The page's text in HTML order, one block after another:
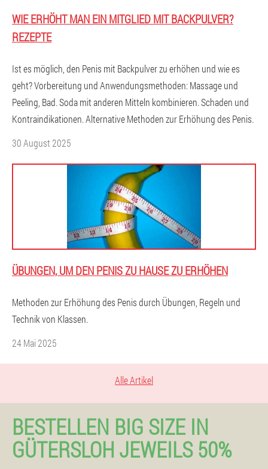
WIE ERHÖHT MAN EIN MITGLIED MIT BACKPULVER?
REZEPTE
Ist es möglich, den Penis mit Backpulver zu erhöhen und wie es
geht? Vorbereitung und Anwendungsmethoden: Massage und
Peeling, Bad. Soda mit anderen Mitteln kombinieren. Schaden und
Kontraindikationen. Alternative Methoden zur Erhöhung des Penis.
30 August 2025
ÜBUNGEN, UM DEN PENIS ZU HAUSE ZU ERHÖHEN
Methoden zur Erhöhung des Penis durch Übungen, Regeln und
Technik von Klassen.
24 Mai 2025
Alle Artikel
BESTELLEN BIG SIZE IN
GÜTERSLOH JEWEILS 50%